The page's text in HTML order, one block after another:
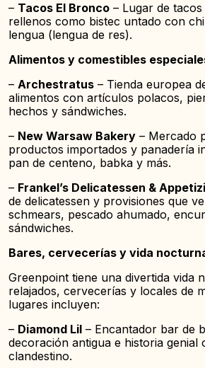
– Tacos El Bronco – Lugar de
rellenos como bistec untado con
lengua (lengua de res).
Alimentos y comestibles
– Archestratus – Tienda europea
alimentos con artículos polacos,
hechos y sándwiches.
– New Warsaw Bakery – Mercado
productos importados y panadería
pan de centeno, babka y más.
– Frankel’s Delicatessen &
de delicatessen y provisiones que
schmears, pescado ahumado,
sándwiches.
Bares, cervecerías y vida
Greenpoint tiene una divertida vida
relajados, cervecerías y locales de
lugares incluyen:
– Diamond Lil – Encantador bar de
decoración antigua e historia genial
clandestino.